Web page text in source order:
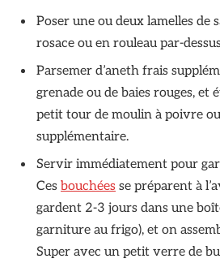
Poser une ou deux lamelles de
rosace ou en rouleau par-
Parsemer d’aneth frais
grenade ou de baies rouges, et
petit tour de moulin à poivre
supplémentaire.
Servir immédiatement pour
Ces bouchées se préparent à
gardent 2-3 jours dans une
garniture au frigo), et on
Super avec un petit verre de